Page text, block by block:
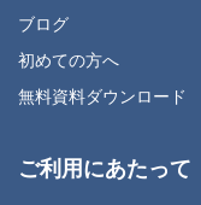
ブログ
初めての方へ
無料資料ダウンロード
ご利用にあたって